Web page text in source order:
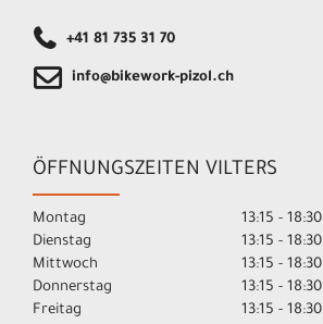
+41 81 735 31 70
info@bikework-pizol.ch
ÖFFNUNGSZEITEN VILTERS
Montag
13:15 - 18:30
Dienstag
13:15 - 18:30
Mittwoch
13:15 - 18:30
Donnerstag
13:15 - 18:30
Freitag
13:15 - 18:30